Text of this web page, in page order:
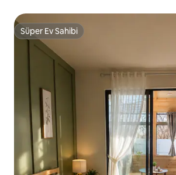
Süper Ev Sahibi
Süper Ev Sahibi